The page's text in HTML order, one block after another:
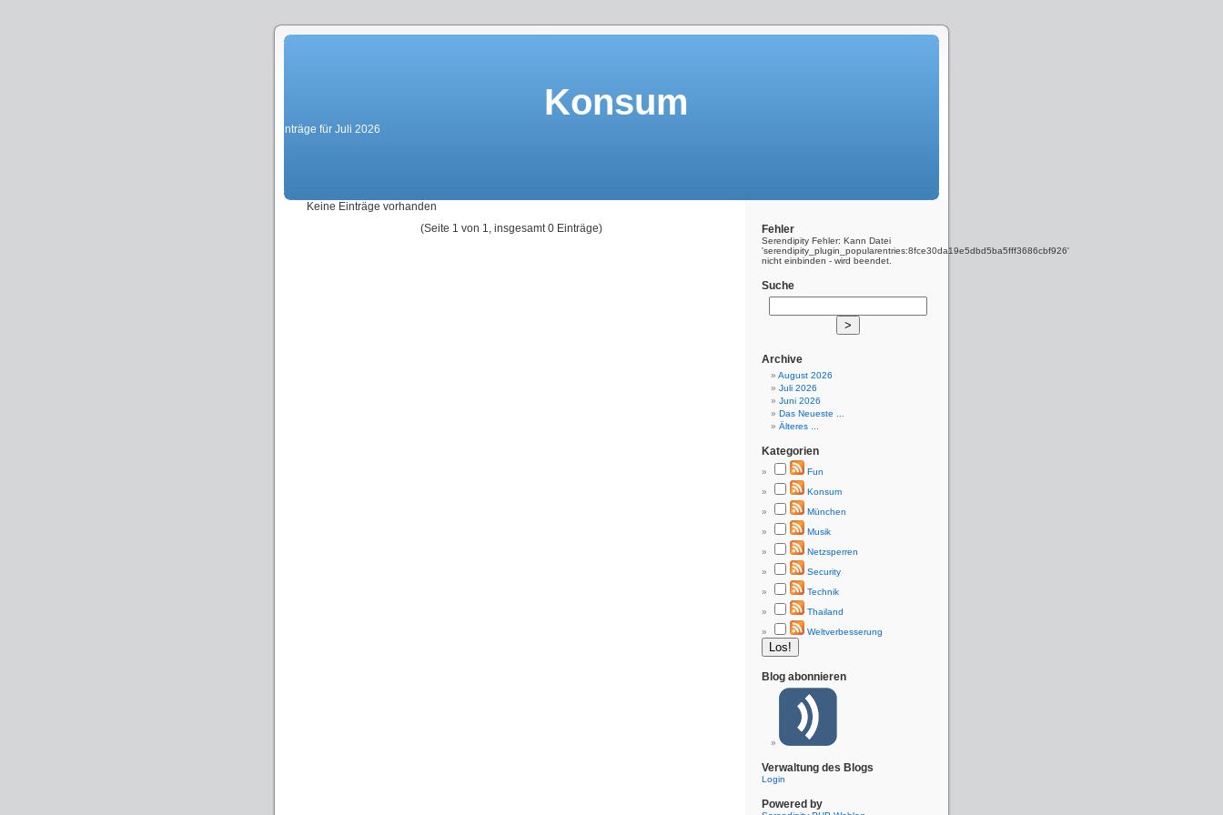
Konsum
Einträge für Juli 2026
Keine Einträge vorhanden
(Seite 1 von 1, insgesamt 0 Einträge)
Fehler
Serendipity Fehler: Kann Datei
'serendipity_plugin_popularentries:8fce30da19e5dbd5ba5fff3686cbf926'
nicht einbinden - wird beendet.
Suche
Archive
August 2026
Juli 2026
Juni 2026
Das Neueste ...
Älteres ...
Kategorien
Fun
Konsum
München
Musik
Netzsperren
Security
Technik
Thailand
Weltverbesserung
Blog abonnieren
Verwaltung des Blogs
Login
Powered by